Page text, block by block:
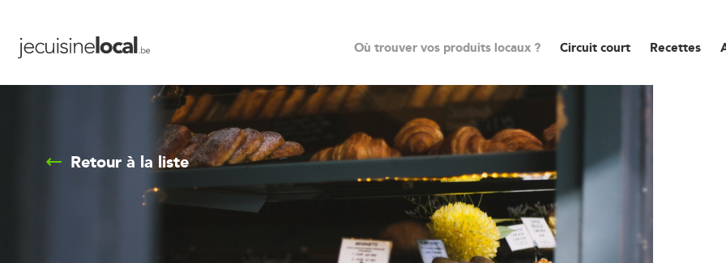
Où trouver vos produits locaux ? Circuit court Recettes
Retour à la liste